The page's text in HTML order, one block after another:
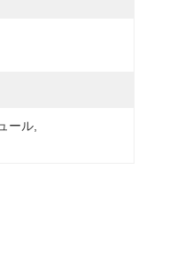
ール